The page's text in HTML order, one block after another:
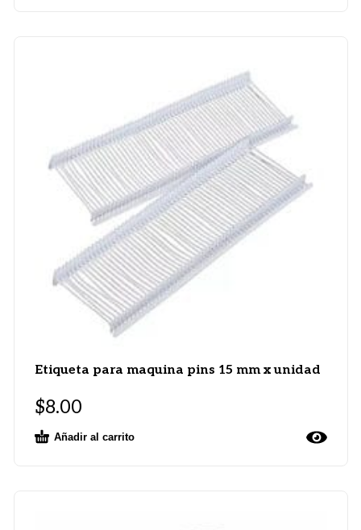
Etiqueta para maquina pins 15 mm x unidad
$8.00
Añadir al carrito